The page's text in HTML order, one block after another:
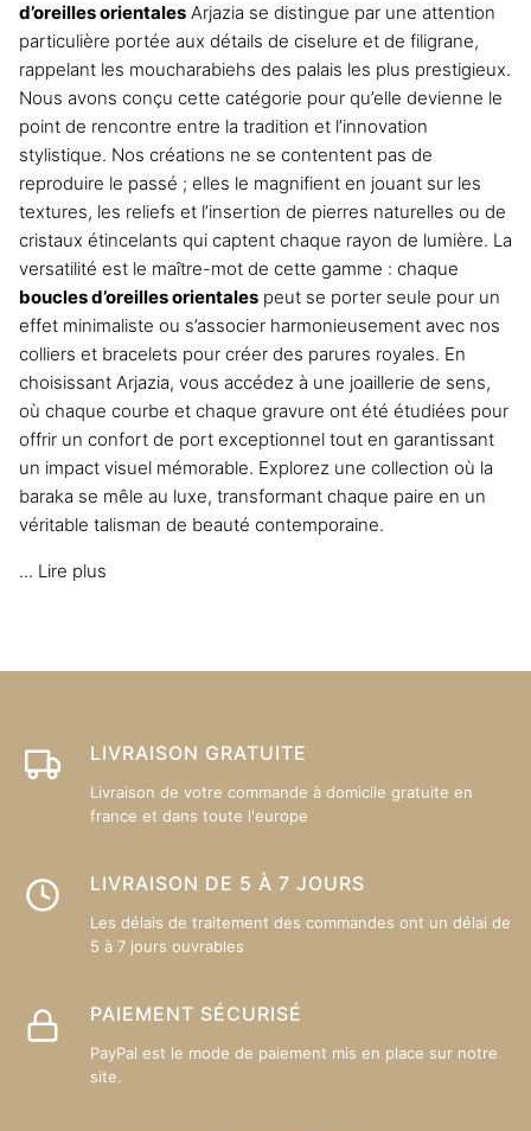
d’oreilles orientales Arjazia se distingue par une attention
particulière portée aux détails de ciselure et de filigrane,
rappelant les moucharabiehs des palais les plus prestigieux.
Nous avons conçu cette catégorie pour qu’elle devienne le
point de rencontre entre la tradition et l’innovation
stylistique. Nos créations ne se contentent pas de
reproduire le passé ; elles le magnifient en jouant sur les
textures, les reliefs et l’insertion de pierres naturelles ou de
cristaux étincelants qui captent chaque rayon de lumière. La
versatilité est le maître-mot de cette gamme : chaque
boucles d’oreilles orientales peut se porter seule pour un
effet minimaliste ou s’associer harmonieusement avec nos
colliers et bracelets pour créer des parures royales. En
choisissant Arjazia, vous accédez à une joaillerie de sens,
où chaque courbe et chaque gravure ont été étudiées pour
offrir un confort de port exceptionnel tout en garantissant
un impact visuel mémorable. Explorez une collection où la
baraka se mêle au luxe, transformant chaque paire en un
véritable talisman de beauté contemporaine.
... Lire plus
LIVRAISON GRATUITE
Livraison de votre commande à domicile gratuite en
france et dans toute l'europe
LIVRAISON DE 5 À 7 JOURS
Les délais de traitement des commandes ont un délai de
5 à 7 jours ouvrables
PAIEMENT SÉCURISÉ
PayPal est le mode de paiement mis en place sur notre
site.